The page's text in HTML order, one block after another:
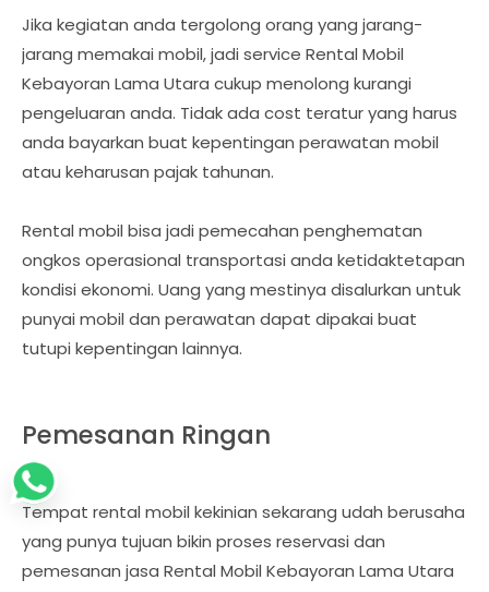
Jika kegiatan anda tergolong orang yang jarang-
jarang memakai mobil, jadi service Rental Mobil
Kebayoran Lama Utara cukup menolong kurangi
pengeluaran anda. Tidak ada cost teratur yang harus
anda bayarkan buat kepentingan perawatan mobil
atau keharusan pajak tahunan.
Rental mobil bisa jadi pemecahan penghematan
ongkos operasional transportasi anda ketidaktetapan
kondisi ekonomi. Uang yang mestinya disalurkan untuk
punyai mobil dan perawatan dapat dipakai buat
tutupi kepentingan lainnya.
Pemesanan Ringan
Tempat rental mobil kekinian sekarang udah berusaha
yang punya tujuan bikin proses reservasi dan
pemesanan jasa Rental Mobil Kebayoran Lama Utara